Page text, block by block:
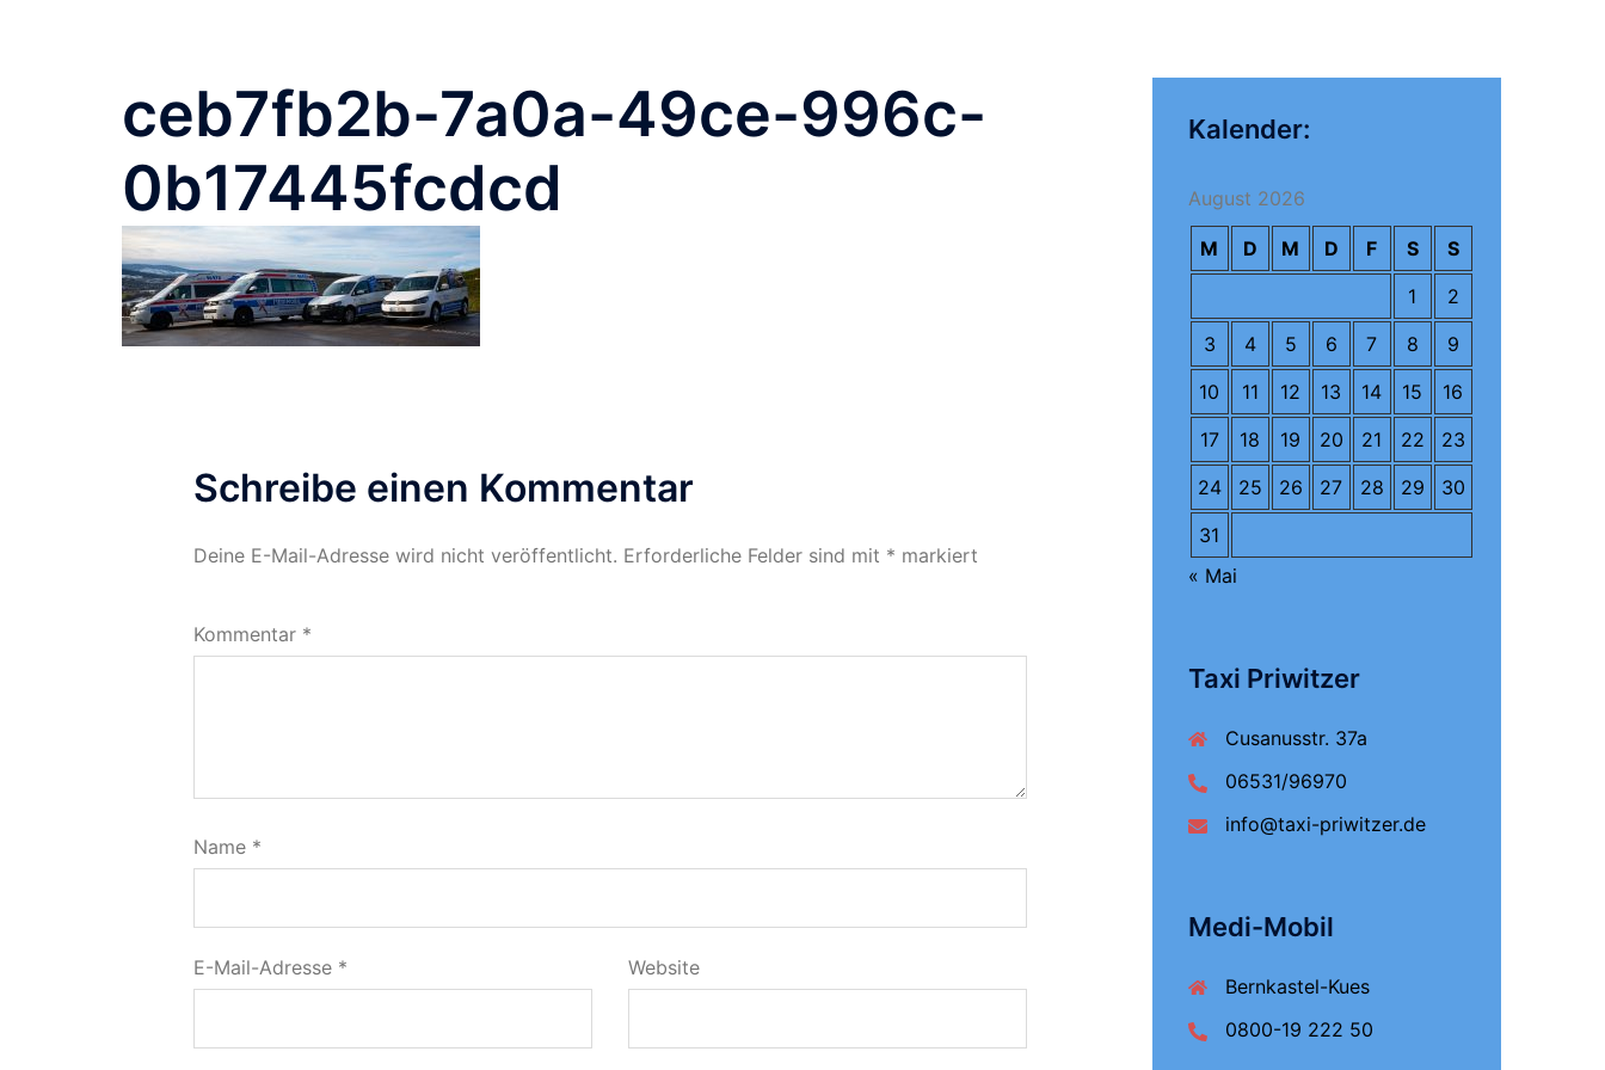
ceb7fb2b-7a0a-49ce-996c-
0b17445fcdcd
Schreibe einen Kommentar
Deine E-Mail-Adresse wird nicht veröffentlicht. Erforderliche Felder sind mit * markiert
Kommentar *
Name *
E-Mail-Adresse * Website
Kalender:
August 2026
M D M D F S
S
1
2
3
4 5 6 7 8
9
10
11 12 13 14 15
16
17
18 19 20 21 22
23
24
25 26 27 28 29
30
31
« Mai
Taxi Priwitzer
Cusanusstr. 37a
06531/96970
info@taxi-priwitzer.de
Medi-Mobil
Bernkastel-Kues
0800-19 222 50